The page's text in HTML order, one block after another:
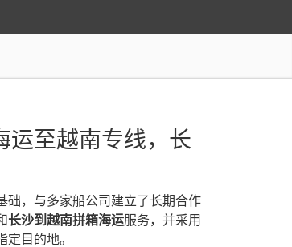
运至越南专线，长
础，与多家船公司建立了长期合作
长沙到越南拼箱海运服务，并采用
目的地。